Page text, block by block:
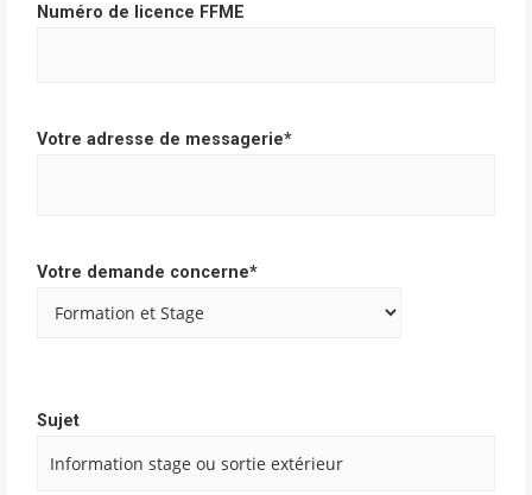
Numéro de licence FFME
Votre adresse de messagerie*
Votre demande concerne*
Sujet